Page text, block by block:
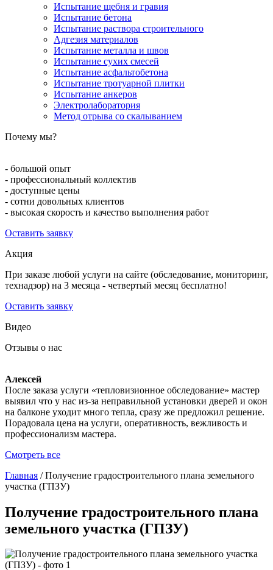
Испытание щебня и гравия
Испытание бетона
Испытание раствора строительного
Адгезия материалов
Испытание металла и швов
Испытание сухих смесей
Испытание асфальтобетона
Испытание тротуарной плитки
Испытание анкеров
Электролаборатория
Метод отрыва со скалыванием
Почему мы?
- большой опыт
- профессиональный коллектив
- доступные цены
- сотни довольных клиентов
- высокая скорость и качество выполнения работ
Оставить заявку
Акция
При заказе любой услуги на сайте (обследование, мониторинг,
технадзор) на 3 месяца - четвертый месяц бесплатно!
Оставить заявку
Видео
Отзывы о нас
Алексей
После заказа услуги «тепловизионное обследование» мастер
выявил что у нас из-за неправильной установки дверей и окон
на балконе уходит много тепла, сразу же предложил решение.
Порадовала цена на услуги, оперативность, вежливость и
профессионализм мастера.
Смотреть все
Главная /Получение градостроительного плана земельного
участка (ГПЗУ)
Получение градостроительного плана
земельного участка (ГПЗУ)